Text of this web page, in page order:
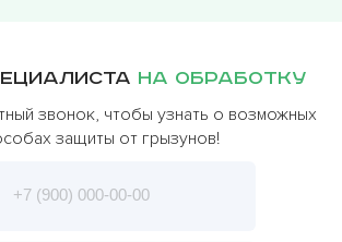
на обработку
звонок, чтобы узнать о возможных
защиты от грызунов!